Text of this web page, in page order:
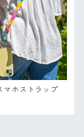
ホストラップ